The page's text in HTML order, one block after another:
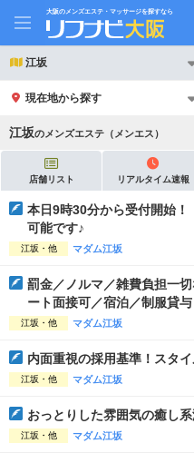
大阪のメンズエステ・マッサージを探すなら
江坂
現在地から探す
21時以降も受付
団体割引
2名様歓迎
完全個室
江坂の メンズエステ（メンエス）
店舗リスト リアルタイム速報
本日9時30分から受付開始
可能です♪
江坂・他 マダム江坂
罰金／ノルマ／雑費負担一
ート面接可／宿泊／制服貸与
江坂・他 マダム江坂
内面重視の採用基準！スタ
江坂・他 マダム江坂
おっとりした雰囲気の癒し
江坂・他 マダム江坂